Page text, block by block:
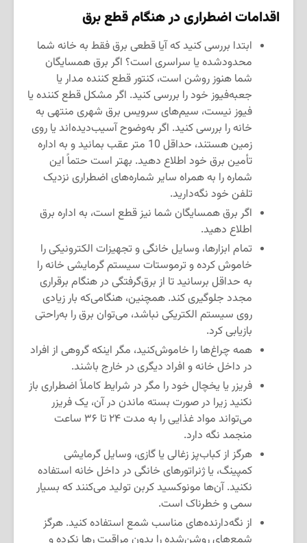
اقدامات اضطراری در هنگام قطع برق
ابتدا بررسی کنید که آیا قطعی برق فقط به خانه شما
محدودشده یا سراسری است؟ اگر برق همسایگان
شما هنوز روشن است، کنتور قطع کننده مدار یا
جعبه‌فیوز خود را بررسی کنید. اگر مشکل قطع کننده یا
فیوز نیست، سیم‌های سرویس برق شهری منتهی به
خانه را بررسی کنید. اگر به‌وضوح آسیب‌دیده‌اند یا روی
زمین هستند، حداقل 10 متر عقب بمانید و به اداره
تأمین برق خود اطلاع دهید. بهتر است حتماً این
شماره را به همراه سایر شماره‌های اضطراری نزدیک
تلفن خود نگه‌دارید.
اگر برق همسایگان شما نیز قطع است، به اداره برق
اطلاع دهید.
تمام ابزارها، وسایل خانگی و تجهیزات الکترونیکی را
خاموش کرده و ترموستات سیستم گرمایشی خانه را
به حداقل برسانید تا از برق‌گرفتگی در هنگام برقراری
مجدد جلوگیری کند. همچنین، هنگامی‌که بار زیادی
روی سیستم الکتریکی نباشد، می‌توان برق را به‌راحتی
بازیابی کرد.
همه چراغ‌ها را خاموش‌کنید، مگر اینکه گروهی از افراد
در داخل خانه و افراد دیگری در خارج باشند.
فریزر یا یخچال خود را مگر در شرایط کاملاً اضطراری باز
نکنید زیرا در صورت بسته ماندن در آن، یک فریزر
می‌تواند مواد غذایی را به مدت ۲۴ تا ۳۶ ساعت
منجمد نگه دارد.
هرگز از کباب‌پز زغالی یا گازی، وسایل گرمایشی
کمپینگ، یا ژنراتورهای خانگی در داخل خانه استفاده
نکنید. آن‌ها مونوکسید کربن تولید می‌کنند که بسیار
سمی و خطرناک است.
از نگه‌دارنده‌های مناسب شمع استفاده کنید. هرگز